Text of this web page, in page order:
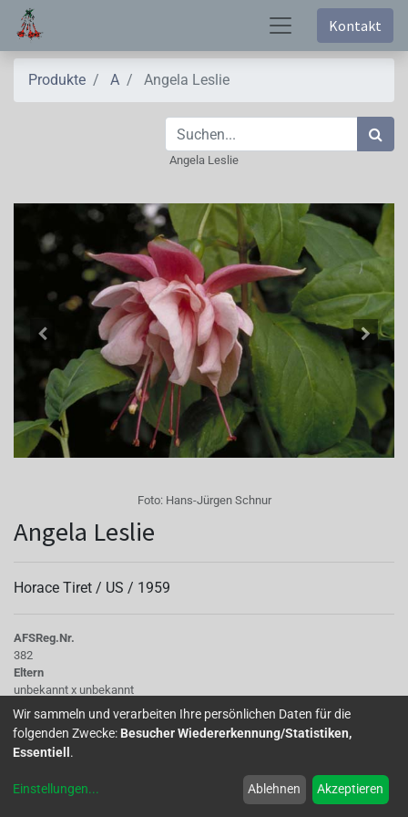
Kontakt
Produkte A Angela Leslie
Angela Leslie
Foto: Hans-Jürgen Schnur
Angela Leslie
Horace Tiret / US / 1959
AFSReg.Nr.
382
Eltern
unbekannt x unbekannt
Kinder
Ganz in Weiß
Tubus
creme, kurz. Fruchtknoten: grün, rosa gestreift
außen: hellrosa, etwa 35 mm lang, gekreppt, grüne Spitzen. Innen: rosa,
Wir sammeln und verarbeiten Ihre persönlichen Daten für die
folgenden Zwecke: Besucher Wiedererkennung/Statistiken,
Essentiell .
Einstellungen... Ablehnen Akzeptieren